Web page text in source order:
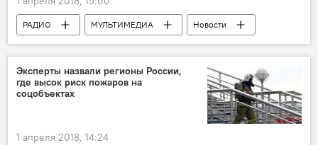
РАДИО МУЛЬТИМЕДИА
Новости
Культура
ЖИЗНЬ Новости мира
Эксперты назвали регионы России,
где высок риск пожаров на
соцобъектах
1 апреля 2018, 14:24